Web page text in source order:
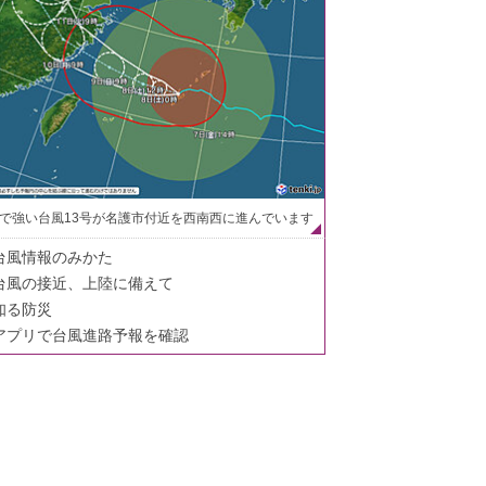
強い台風13号が名護市付近を西南西に進んでいます
風情報のみかた
風の接近、上陸に備えて
る防災
プリで台風進路予報を確認